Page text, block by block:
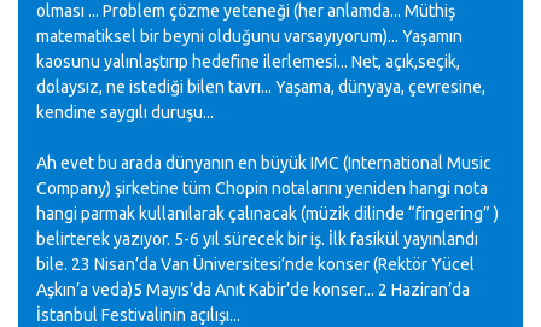
olması ... Problem çözme yeteneği (her anlamda... Müthiş
matematiksel bir beyni olduğunu varsayıyorum)... Yaşamın
kaosunu yalınlaştırıp hedefine ilerlemesi... Net, açık,seçik,
dolaysız, ne istediği bilen tavrı... Yaşama, dünyaya, çevresine,
kendine saygılı duruşu...
Ah evet bu arada dünyanın en büyük IMC (International Music
Company) şirketine tüm Chopin notalarını yeniden hangi nota
hangi parmak kullanılarak çalınacak (müzik dilinde “fingering” )
belirterek yazıyor. 5-6 yıl sürecek bir iş. İlk fasikül yayınlandı
bile. 23 Nisan’da Van Üniversitesi’nde konser (Rektör Yücel
Aşkın’a veda)5 Mayıs’da Anıt Kabir’de konser... 2 Haziran’da
İstanbul Festivalinin açılışı...